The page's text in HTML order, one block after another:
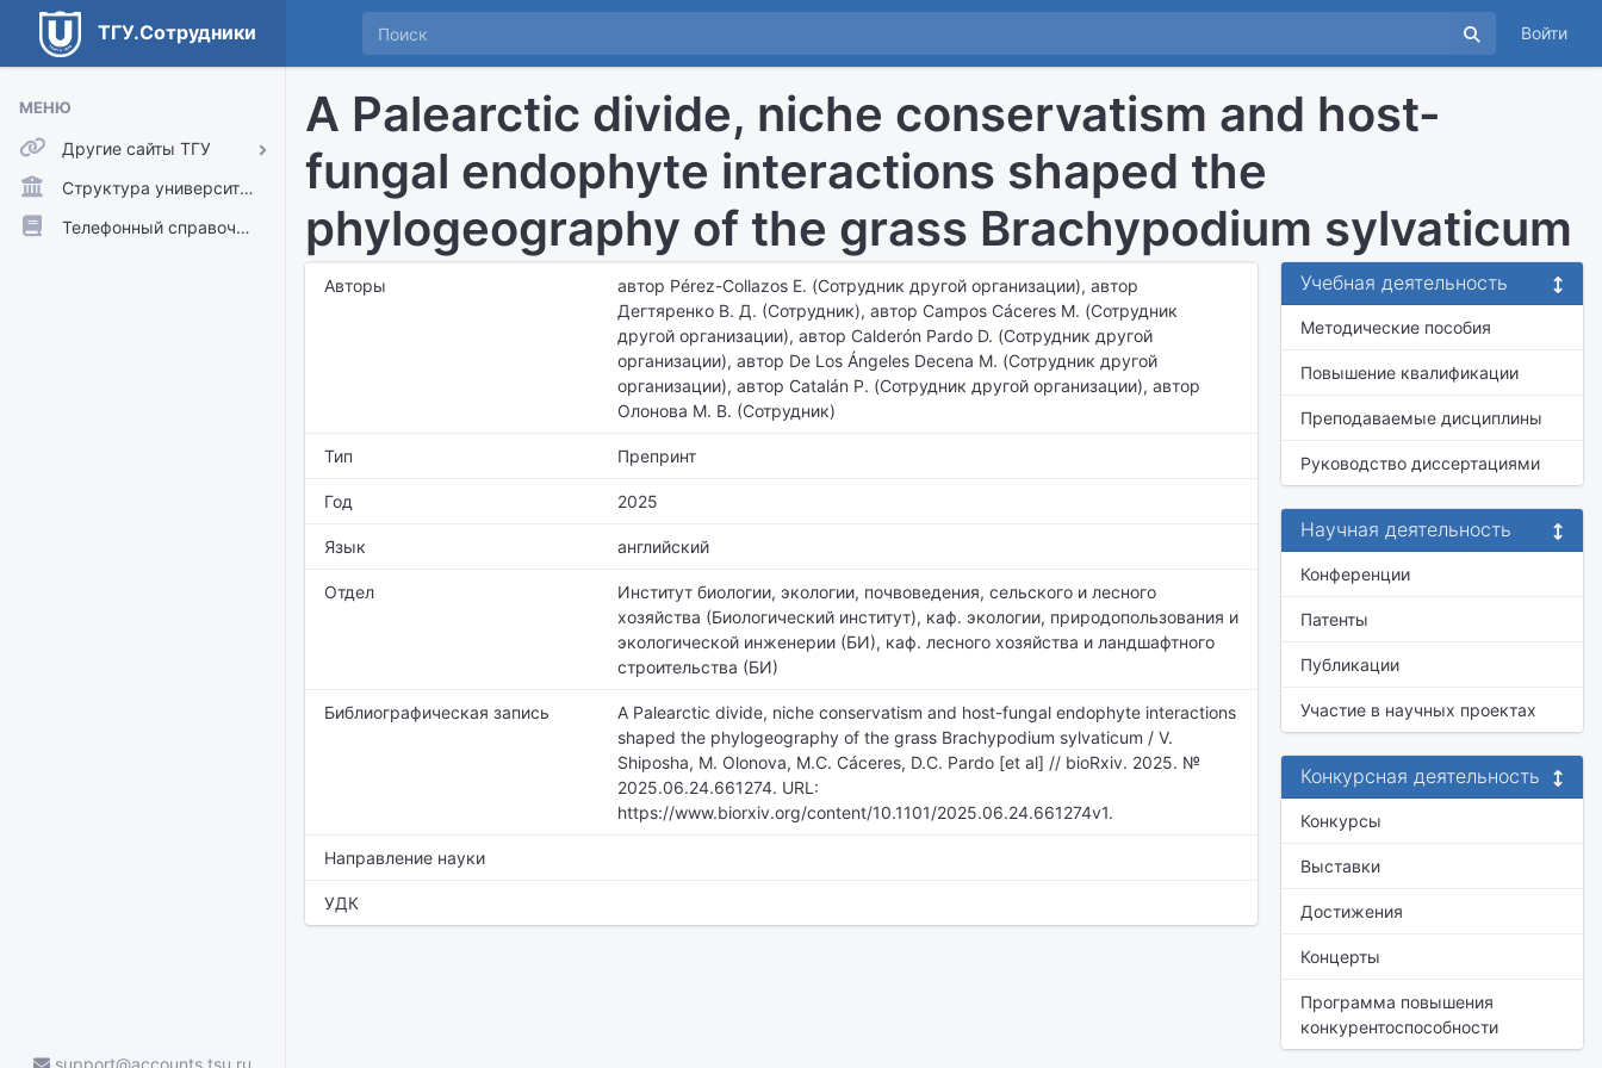
ТГУ.Сотрудники Войти
МЕНЮ
Другие сайты ТГУ
ТГУ.Аккаунты
ТГУ.Расписание
Структура университета
Телефонный справочник
support@accounts.tsu.ru
A Palearctic divide, niche conservatism and host-
fungal endophyte interactions shaped the
phylogeography of the grass Brachypodium sylvaticum
Авторы
автор Pérez-Collazos E. (Сотрудник другой организации), автор
Дегтяренко В. Д. (Сотрудник), автор Campos Cáceres M. (Сотрудник
другой организации), автор Calderón Pardo D. (Сотрудник другой
организации), автор De Los Ángeles Decena M. (Сотрудник другой
организации), автор Catalán P. (Сотрудник другой организации), автор
Олонова М. В. (Сотрудник)
Тип Препринт
Год 2025
Язык английский
Отдел
Институт биологии, экологии, почвоведения, сельского и лесного
хозяйства (Биологический институт), каф. экологии, природопользования и
экологической инженерии (БИ), каф. лесного хозяйства и ландшафтного
строительства (БИ)
Библиографическая запись
A Palearctic divide, niche conservatism and host-fungal endophyte interactions
shaped the phylogeography of the grass Brachypodium sylvaticum / V.
Shiposha, M. Olonova, M.C. Cáceres, D.C. Pardo [et al] // bioRxiv. 2025. №
2025.06.24.661274. URL:
https://www.biorxiv.org/content/10.1101/2025.06.24.661274v1.
Направление науки
УДК
Учебная деятельность
Методические пособия
Повышение квалификации
Преподаваемые дисциплины
Руководство диссертациями
Научная деятельность
Конференции
Патенты
Публикации
Участие в научных проектах
Конкурсная деятельность
Конкурсы
Выставки
Достижения
Концерты
Программа повышения
конкурентоспособности